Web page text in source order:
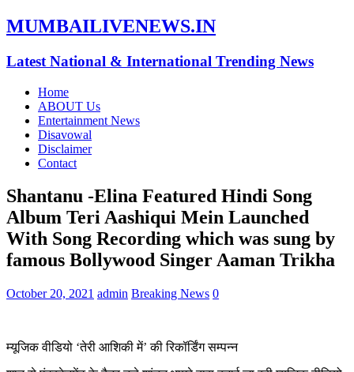
MUMBAILIVENEWS.IN
Latest National & International Trending News
Home
ABOUT Us
Entertainment News
Disavowal
Disclaimer
Contact
Shantanu -Elina Featured Hindi Song
Album Teri Aashiqui Mein Launched
With Song Recording which was sung by
famous Bollywood Singer Aaman Trikha
October 20, 2021 admin Breaking News 0
म्यूजिक वीडियो ‘तेरी आशिकी में’ की रिकॉर्डिंग सम्पन्न